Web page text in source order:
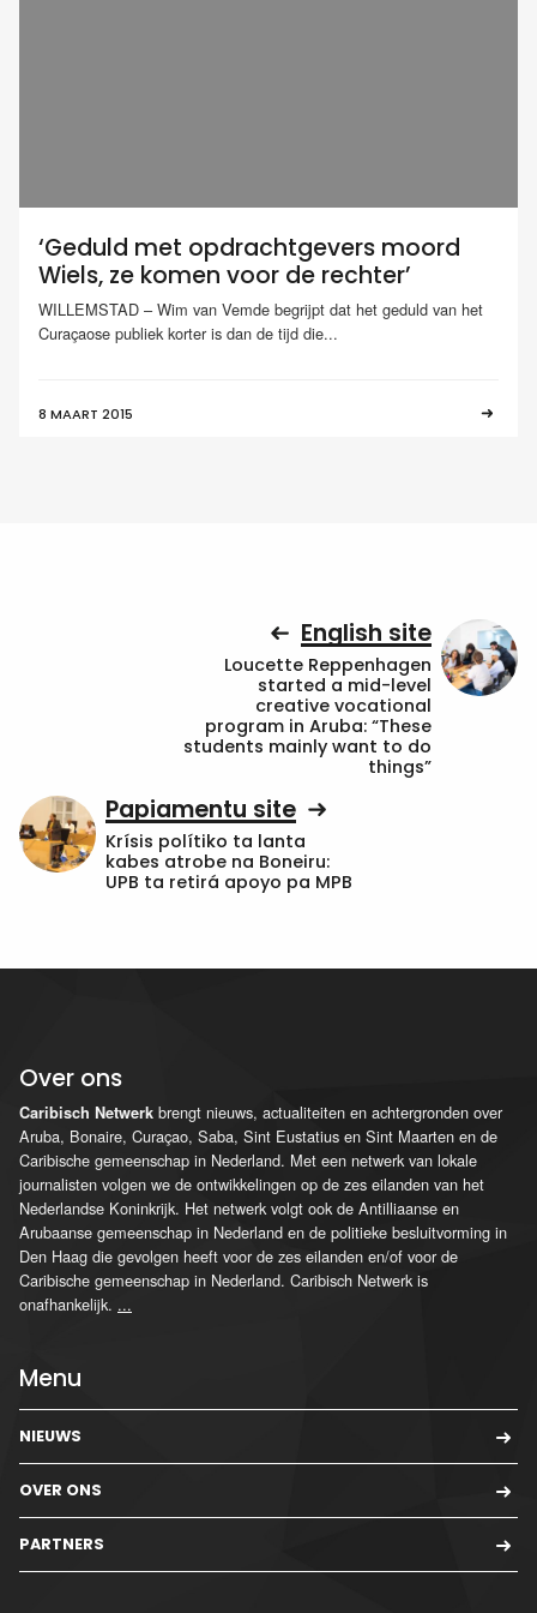
‘Geduld met opdrachtgevers moord
Wiels, ze komen voor de rechter’
WILLEMSTAD – Wim van Vemde begrijpt dat het geduld van het
Curaçaose publiek korter is dan de tijd die...
8 MAART 2015
English site
Loucette Reppenhagen
started a mid-level
creative vocational
program in Aruba: “These
students mainly want to do
things”
Papiamentu site
Krísis polítiko ta lanta
kabes atrobe na Boneiru:
UPB ta retirá apoyo pa MPB
Over ons
Caribisch Netwerk brengt nieuws, actualiteiten en achtergronden over
Aruba, Bonaire, Curaçao, Saba, Sint Eustatius en Sint Maarten en de
Caribische gemeenschap in Nederland. Met een netwerk van lokale
journalisten volgen we de ontwikkelingen op de zes eilanden van het
Nederlandse Koninkrijk. Het netwerk volgt ook de Antilliaanse en
Arubaanse gemeenschap in Nederland en de politieke besluitvorming in
Den Haag die gevolgen heeft voor de zes eilanden en/of voor de
Caribische gemeenschap in Nederland. Caribisch Netwerk is
onafhankelijk. ...
Menu
NIEUWS
OVER ONS
PARTNERS